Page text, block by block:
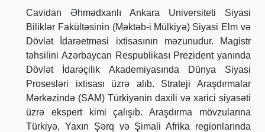
Cavidan Əhmədxanlı Ankara Universiteti Siyasi
Biliklər Fakültəsinin (Məktəb-i Mülkiyə) Siyasi Elm və
Dövlət İdarəetməsi ixtisasının məzunudur. Magistr
təhsilini Azərbaycan Respublikası Prezident yanında
Dövlət İdarəçilik Akademiyasında Dünya Siyasi
Prosesləri ixtisası üzrə alıb. Strateji Araşdırmalar
Mərkəzində (SAM) Türkiyənin daxili və xarici siyasəti
üzrə ekspert kimi çalışıb. Araşdırma mövzularına
Türkiyə, Yaxın Şərq və Şimali Afrika regionlarında